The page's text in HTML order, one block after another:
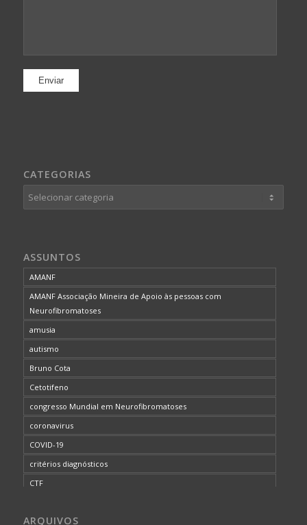
CATEGORIAS
Categorias
ASSUNTOS
AMANF
AMANF Associação Mineira de Apoio às pessoas com
Neurofibromatoses
amusia
autismo
Bruno Cota
Cetotifeno
congresso Mundial em Neurofibromatoses
coronavirus
COVID-19
critérios diagnósticos
CTF
desordem do processamento auditivo
ARQUIVOS